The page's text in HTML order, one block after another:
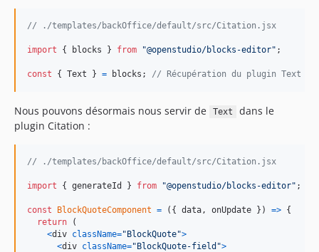
// ./templates/backOffice/default/src/Citation.jsx
import { blocks } from "@openstudio/blocks-editor" ;
const { Text } = blocks ; // Récupération du plugin Text
Nous pouvons désormais nous servir de Text
dans le
plugin Citation :
// ./templates/backOffice/default/src/Citation.jsx
import { generateId } from "@openstudio/blocks-editor" ;
const BlockQuoteComponent = ( { data, onUpdate } ) => {
return
(
<div className="BlockQuote">
<div className="BlockQuote-field">